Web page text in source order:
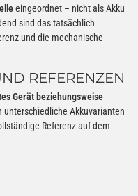
eingeordnet – nicht als Akku
sind das tatsächlich
und die mechanische
REFERENZEN
Gerät beziehungsweise
Akkuvarianten
Referenz auf dem